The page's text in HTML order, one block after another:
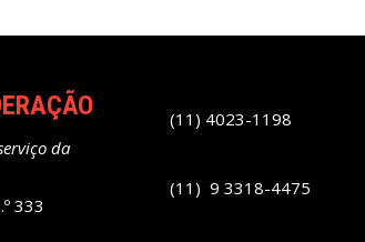
da
333
(11) 4023-1198
(11) 9 3318-4475